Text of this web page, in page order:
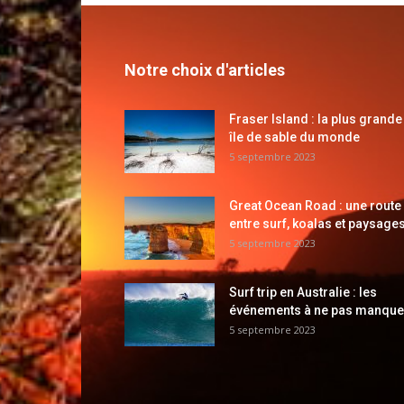
Notre choix d'articles
Fraser Island : la plus grande
île de sable du monde
5 septembre 2023
Great Ocean Road : une route
entre surf, koalas et
5 septembre 2023
Surf trip en Australie : les
événements à ne pas
5 septembre 2023